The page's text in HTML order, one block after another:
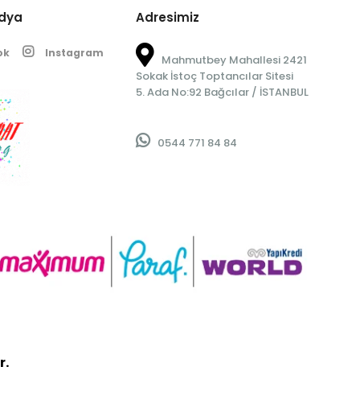
Instagram
Adresimiz
Mahmutbey Mahallesi 2421
Sokak İstoç Toptancılar Sitesi
5. Ada No:92 Bağcılar / İSTANBUL
0544 771 84 84